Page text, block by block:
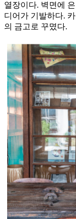
열장이다. 벽면에
디어가 기발하다.
의 금고로 꾸몄다.